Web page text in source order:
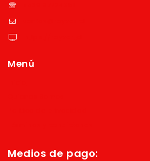
Menú
Medios de pago: